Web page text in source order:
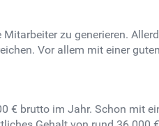
zu generieren.
Vor allem mit einer
€ brutto im Jahr. Schon mit